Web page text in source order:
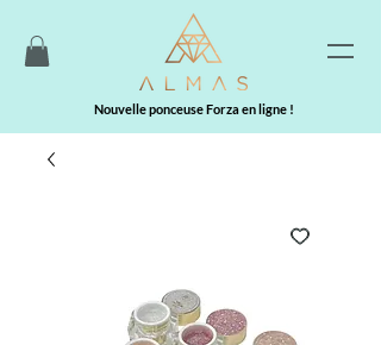
Nouvelle ponceuse Forza en ligne !